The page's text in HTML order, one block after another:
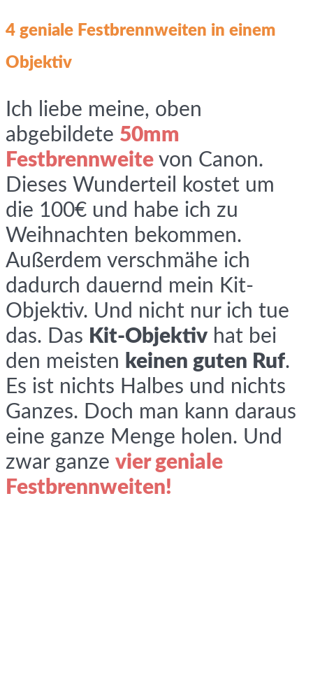
4 geniale Festbrennweiten in einem
Objektiv
Ich liebe meine, oben
abgebildete 50mm
Festbrennweite von Canon.
Dieses Wunderteil kostet um
die 100€ und habe ich zu
Weihnachten bekommen.
Außerdem verschmähe ich
dadurch dauernd mein Kit-
Objektiv. Und nicht nur ich tue
das. Das Kit-Objektiv hat bei
den meisten keinen guten Ruf.
Es ist nichts Halbes und nichts
Ganzes. Doch man kann daraus
eine ganze Menge holen. Und
zwar ganze vier geniale
Festbrennweiten!